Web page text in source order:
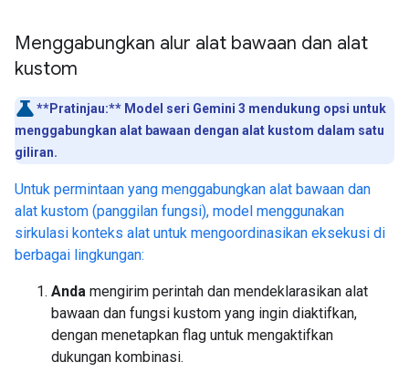
Menggabungkan alur alat bawaan dan alat
kustom
**Pratinjau:** Model seri Gemini 3 mendukung opsi untuk
menggabungkan alat bawaan dengan alat kustom dalam satu
giliran.
Untuk permintaan yang menggabungkan alat bawaan dan
alat kustom (panggilan fungsi), model menggunakan
sirkulasi konteks alat untuk mengoordinasikan eksekusi di
berbagai lingkungan:
Anda mengirim perintah dan mendeklarasikan alat
bawaan dan fungsi kustom yang ingin diaktifkan,
dengan menetapkan flag untuk mengaktifkan
dukungan kombinasi.